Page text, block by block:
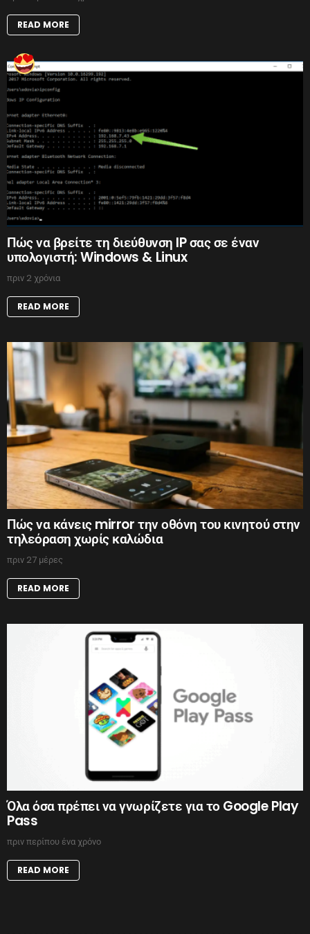
READ MORE
Πώς να βρείτε τη διεύθυνση IP σας σε έναν
υπολογιστή: Windows & Linux
πριν 2 χρόνια
READ MORE
Πώς να κάνεις mirror την οθόνη του κινητού στην
τηλεόραση χωρίς καλώδια
πριν 27 μέρες
READ MORE
Όλα όσα πρέπει να γνωρίζετε για το Google Play
Pass
πριν περίπου ένα χρόνο
READ MORE